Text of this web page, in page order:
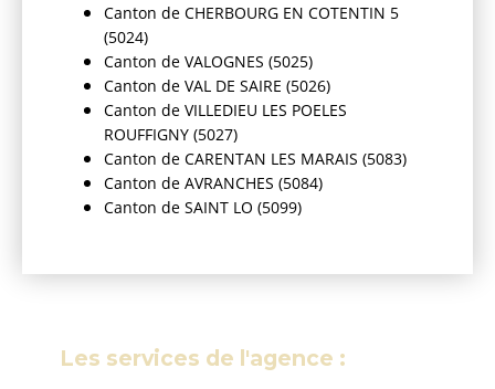
Canton de CHERBOURG EN COTENTIN 5
(5024)
Canton de VALOGNES (5025)
Canton de VAL DE SAIRE (5026)
Canton de VILLEDIEU LES POELES
ROUFFIGNY (5027)
Canton de CARENTAN LES MARAIS (5083)
Canton de AVRANCHES (5084)
Canton de SAINT LO (5099)
Les services de l'agence :